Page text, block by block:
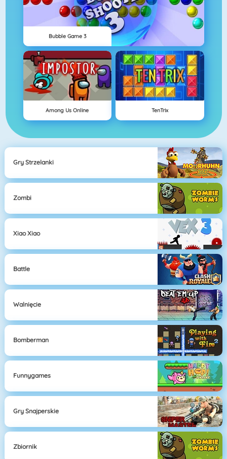
Bubble Game 3
Among Us Online TenTrix
Gry Strzelanki
Zombi
Xiao Xiao
Battle
Walnięcie
Bomberman
Funnygames
Gry Snajperskie
Zbiornik